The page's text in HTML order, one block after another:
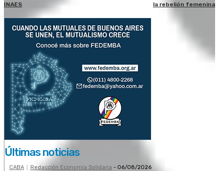
INAES
la rebelión femenina
Últimas noticias
CABA Redacción Economía Solidaria - 06/08/2026